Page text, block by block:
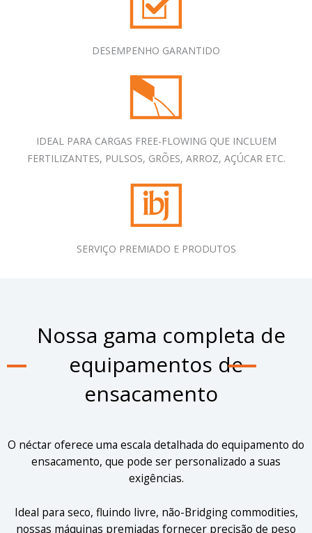
DESEMPENHO GARANTIDO
IDEAL PARA CARGAS FREE-FLOWING QUE INCLUEM
FERTILIZANTES, PULSOS, GRÕES, ARROZ, AÇÚCAR ETC.
SERVIÇO PREMIADO E PRODUTOS
Nossa gama completa de
equipamentos de
ensacamento
O néctar oferece uma escala detalhada do equipamento do
ensacamento, que pode ser personalizado a suas
exigências.
Ideal para seco, fluindo livre, não-Bridging commodities,
nossas máquinas premiadas fornecer precisão de peso